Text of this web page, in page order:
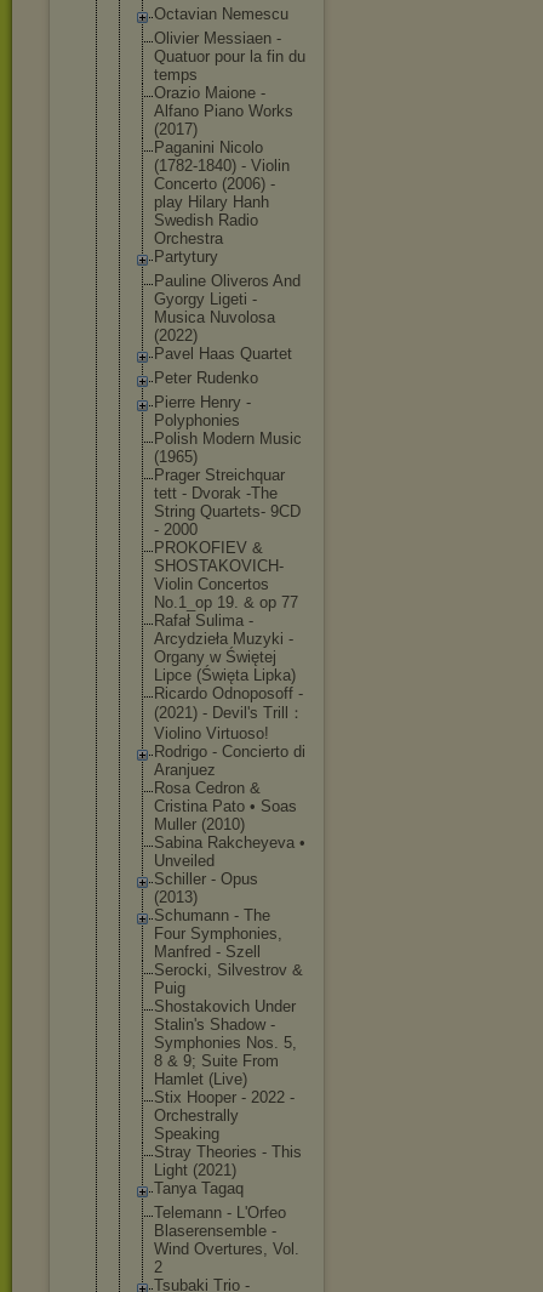
Octavian Nemescu
Olivier Messiaen -
Quatuor pour la fin du
temps
Orazio Maione -
Alfano Piano Works
(2017)
Paganini Nicolo
(1782-1840) - Violin
Concerto (2006) -
play Hilary Hanh
Swedish Radio
Orchestra
Partytury
Pauline Oliveros And
Gyorgy Ligeti -
Musica Nuvolosa
(2022)
Pavel Haas Quartet
Peter Rudenko
Pierre Henry -
Polyphonies
Polish Modern Music
(1965)
Prager Streichquar
tett - Dvorak -The
String Quartets- 9CD
- 2000
PROKOFIEV &
SHOSTAKOVICH-
Violin Concertos
No.1_op 19. & op 77
Rafał Sulima -
Arcydzieła Muzyki -
Organy w Świętej
Lipce (Święta Lipka)
Ricardo Odnoposoff -
(2021) - Devil's Trill：
Violino Virtuoso!
Rodrigo - Concierto di
Aranjuez
Rosa Cedron &
Cristina Pato • Soas
Muller (2010)
Sabina Rakcheyeva •
Unveiled
Schiller - Opus
(2013)
Schumann - The
Four Symphonies,
Manfred - Szell
Serocki, Silvestrov &
Puig
Shostakovic h Under
Stalin's Shadow -
Symphonies Nos. 5,
8 & 9; Suite From
Hamlet (Live)
Stix Hooper - 2022 -
Orchestrall y
Speaking
Stray Theories - This
Light (2021)
Tanya Tagaq
Telemann - L'Orfeo
Blaserensem ble -
Wind Overtures, Vol.
2
Tsubaki Trio -